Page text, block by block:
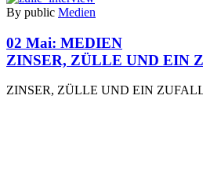
By public Medien
02 Mai: MEDIEN
ZINSER, ZÜLLE UND EIN
ZINSER, ZÜLLE UND EIN